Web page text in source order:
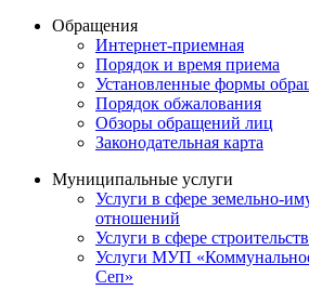
Обращения
Интернет-приемная
Порядок и время приема
Установленные формы
Порядок обжалования
Обзоры обращений лиц
Законодательная карта
Муниципальные услуги
Услуги в сфере земельно-
отношений
Услуги в сфере
Услуги МУП
Сеп»